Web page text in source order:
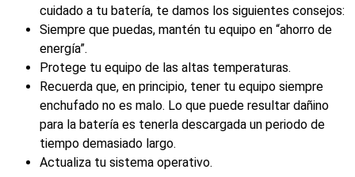
cuidado a tu batería, te damos los siguientes consejos:
Siempre que puedas, mantén tu equipo en “ahorro de
energía”.
Protege tu equipo de las altas temperaturas.
Recuerda que, en principio, tener tu equipo siempre
enchufado no es malo. Lo que puede resultar dañino
para la batería es tenerla descargada un periodo de
tiempo demasiado largo.
Actualiza tu sistema operativo.